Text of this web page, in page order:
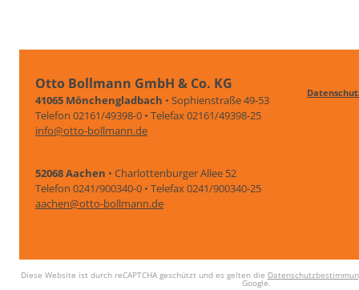
Otto Bollmann GmbH & Co. KG
41065 Mönchengladbach • Sophienstraße 49-53
Telefon 02161/49398-0 • Telefax 02161/49398-25
info@otto-bollmann.de
52068 Aachen • Charlottenburger Allee 52
Telefon 0241/900340-0 • Telefax 0241/900340-25
aachen@otto-bollmann.de
Diese Website ist durch reCAPTCHA geschützt und es gelten die
Google.